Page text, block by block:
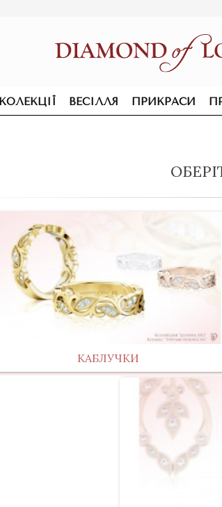
ВЕСІЛЛЯ ПРИКРАСИ
ПІДВІСКИ ТА КОЛЬЄ
КАБЛУЧКИ